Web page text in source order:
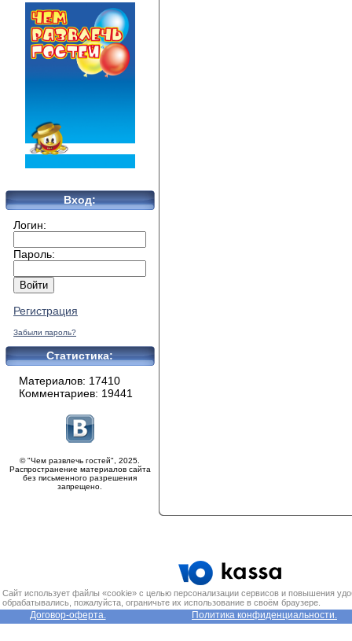
Вход:
Логин:
Пароль:
Регистрация
Забыли пароль?
Статистика:
Материалов: 17410
Комментариев: 19441
© "Чем развлечь гостей", 2025.
Распространение материалов сайта
без письменного разрешения
запрещено.
Сайт использует файлы «cookie» с целью персонализации сервисов и повышения
обрабатывались, пожалуйста, ограничьте их использование в своём браузере.
Договор-оферта. Политика конфиденциальности.